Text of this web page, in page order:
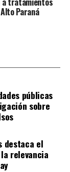
que
una
Paraná
públicas
sobre
destaca el
relevancia